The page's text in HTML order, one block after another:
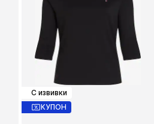
С извивки
КУПОН